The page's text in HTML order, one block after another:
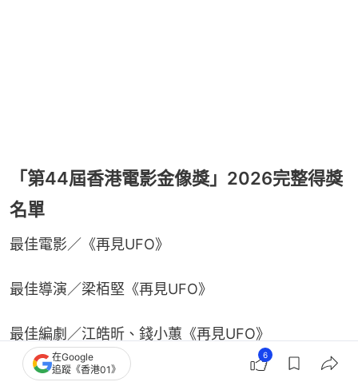
「第44屆香港電影金像獎」2026完整得獎
名單
最佳電影／《再見UFO》
最佳導演／梁栢堅《再見UFO》
最佳編劇／江皓昕、錢小蕙《再見UFO》
最佳男主角／梁家輝《捕風追影》
在Google
追蹤《香港01》
6